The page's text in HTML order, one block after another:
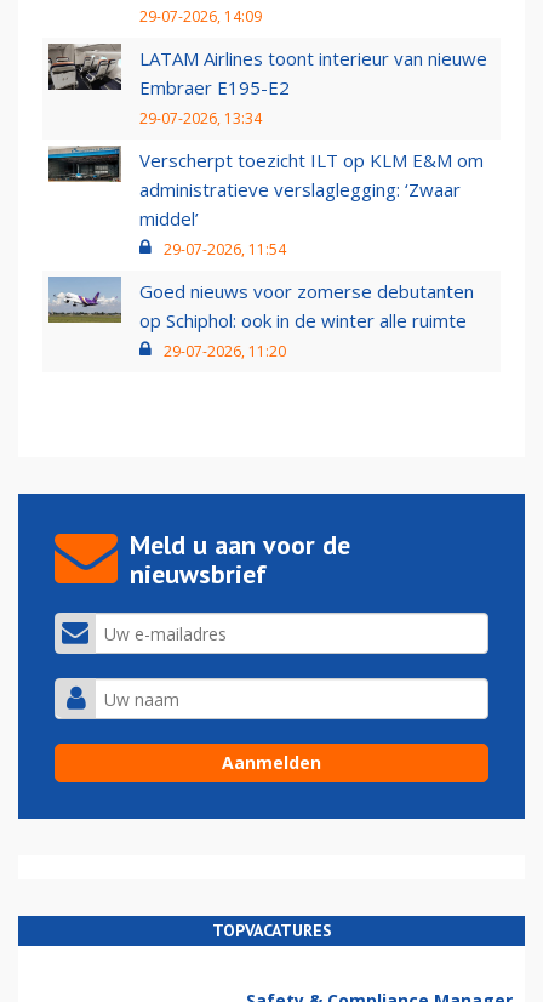
29-07-2026, 14:09
LATAM Airlines toont interieur van nieuwe
Embraer E195-E2
29-07-2026, 13:34
Verscherpt toezicht ILT op KLM E&M om
administratieve verslaglegging: ‘Zwaar
middel’
29-07-2026, 11:54
Goed nieuws voor zomerse debutanten
op Schiphol: ook in de winter alle ruimte
29-07-2026, 11:20
Meld u aan voor de
nieuwsbrief
TOPVACATURES